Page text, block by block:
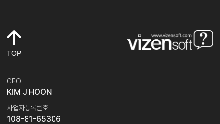
TOP
CEO
KIM JIHOON
사업자등록번호
108-81-65306